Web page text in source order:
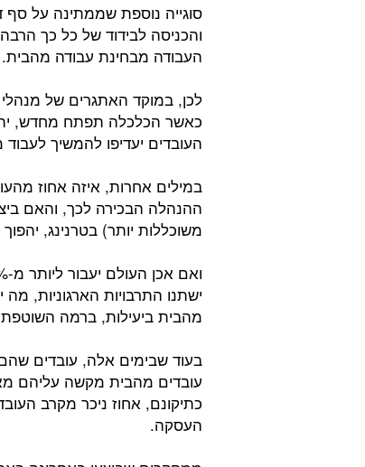
סוגייה נוספת שממתינה על
והכניסה לבידוד של כל כך
העבודה מבחינת עבודה מהבית.
לכן, במוקד האתגרים של
כאשר הכלכלה תפתח מחדש,
העובדים יעדיפו להמשיך
במילים אחרות, איזה אחוז
ההנהלה הבכירה לכך, והאם
משוכללות יותר) בטרנינג,
ישתנו התרבויות הארגוניות,
מהבית ביעילות, ברמה
בעוד שבימים אלה, עובדים
עובדים מהבית מקשה עליהם
כתיקונם, אחוז ניכר מקרב
העסקה.